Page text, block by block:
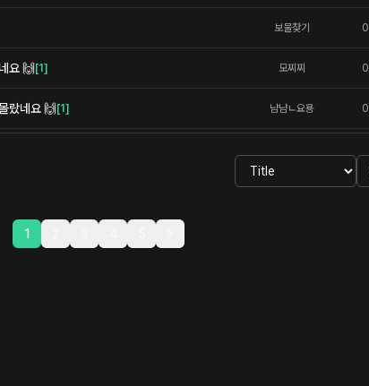
보물찾기
요 🙌 [1 ] 모찌찌
랐네요 🙌 [1 ] 냠냠ㄴ요용
1